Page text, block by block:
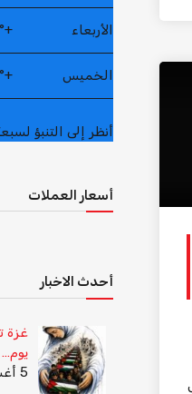
الأربعاء +
الخميس +
أنظر إلى التنبؤ
أسعار العملات
أحدث الاخبار
غزة
5 أغسطس، 2026